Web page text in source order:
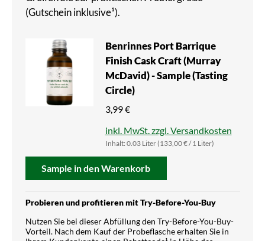
(Gutschein inklusive¹).
Benrinnes Port Barrique
Finish Cask Craft (Murray
McDavid) - Sample (Tasting
Circle)
3,99 €
inkl. MwSt. zzgl. Versandkosten
Inhalt: 0.03 Liter(133,00 € / 1 Liter)
Sample in den Warenkorb
Probieren und profitieren mit Try-Before-You-Buy
Nutzen Sie bei dieser Abfüllung den Try-Before-You-Buy-
Vorteil. Nach dem Kauf der Probeflasche erhalten Sie in